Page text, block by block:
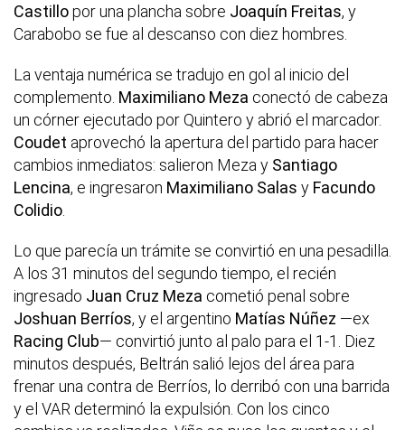
Castillopor una plancha sobre Joaquín Freitas, y
Carabobo se fue al descanso con diez hombres.
La ventaja numérica se tradujo en gol al inicio del
complemento. Maximiliano Meza conectó de cabeza
un córner ejecutado por Quintero y abrió el marcador.
Coudet aprovechó la apertura del partido para hacer
cambios inmediatos: salieron Meza y Santiago
Lencina, e ingresaron Maximiliano Salas y Facundo
Colidio
Lo que parecía un trámite se convirtió en una pesadilla.
A los 31 minutos del segundo tiempo, el recién
ingresado Juan Cruz Meza cometió penal sobre
Joshuan Berríos, y el argentino Matías Núñez —ex
Racing Club— convirtió junto al palo para el 1-1. Diez
minutos después, Beltrán salió lejos del área para
frenar una contra de Berríos, lo derribó con una barrida
y el VAR determinó la expulsión. Con los cinco